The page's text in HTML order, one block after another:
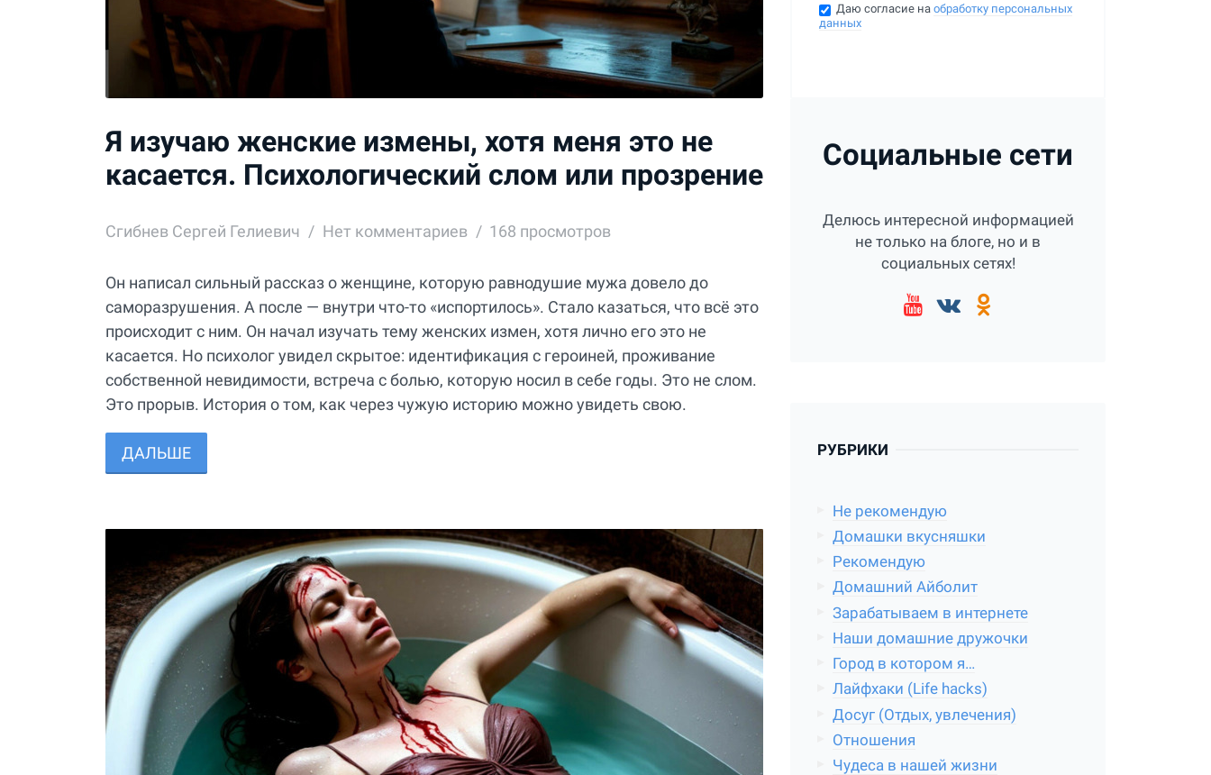
Я изучаю женские измены, хотя меня это не
касается. Психологический слом или прозрение
Сгибнев Сергей Гелиевич Нет комментариев 168 просмотров
Он написал сильный рассказ о женщине, которую равнодушие мужа довело до
саморазрушения. А после — внутри что-то «испортилось». Стало казаться, что всё это
происходит с ним. Он начал изучать тему женских измен, хотя лично его это не
касается. Но психолог увидел скрытое: идентификация с героиней, проживание
собственной невидимости, встреча с болью, которую носил в себе годы. Это не слом.
Это прорыв. История о том, как через чужую историю можно увидеть свою.
ДАЛЬШЕ
Даю согласие наобработку персональных
данных
Социальные сети
Делюсь интересной информацией
не только на блоге, но и в
социальных сетях!
РУБРИКИ
Не рекомендую
Домашки вкусняшки
Рекомендую
Домашний Айболит
Зарабатываем в интернете
Наши домашние дружочки
Город в котором я…
Лайфхаки (Life hacks)
Досуг (Отдых, увлечения)
Отношения
Чудеса в нашей жизни